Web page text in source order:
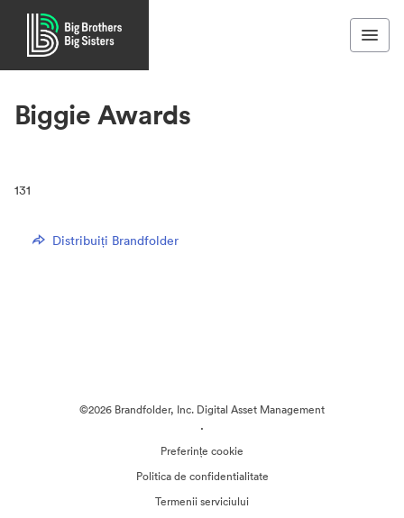
Biggie Awards
131
Distribuiți Brandfolder
©2026 Brandfolder, Inc. Digital Asset Management
·
Preferințe cookie
Politica de confidentialitate
Termenii serviciului